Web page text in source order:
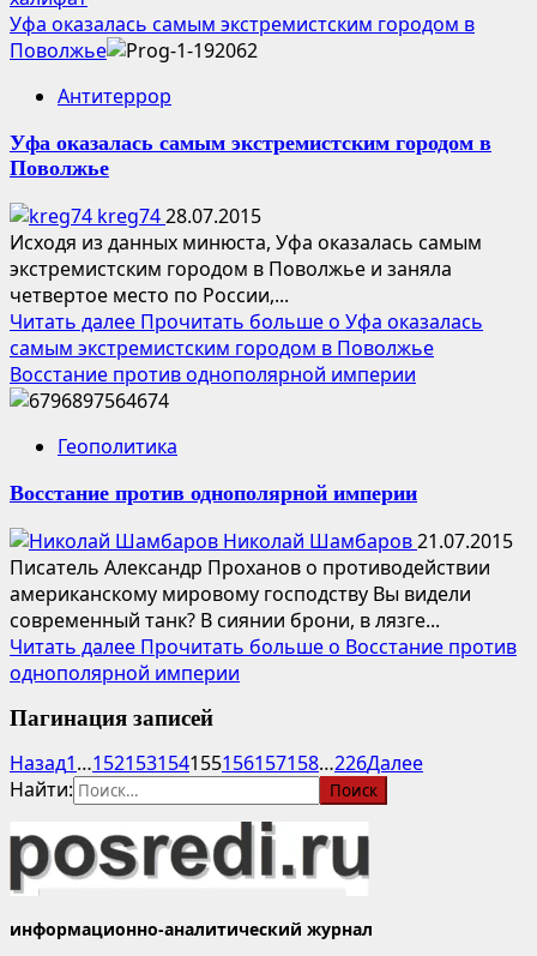
Уфа оказалась самым экстремистским городом в
Поволжье
Антитеррор
Уфа оказалась самым экстремистским городом в
Поволжье
kreg7428.07.2015
Исходя из данных минюста, Уфа оказалась самым
экстремистским городом в Поволжье и заняла
четвертое место по России,...
Читать далее Прочитать больше о Уфа оказалась
самым экстремистским городом в Поволжье
Восстание против однополярной империи
Геополитика
Восстание против однополярной империи
Николай Шамбаров21.07.2015
Писатель Александр Проханов о противодействии
американскому мировому господству Вы видели
современный танк? В сиянии брони, в лязге...
Читать далее Прочитать больше о Восстание против
однополярной империи
Пагинация записей
Назад1…152153154155156157158…226Далее
Найти:
информационно-аналитический журнал